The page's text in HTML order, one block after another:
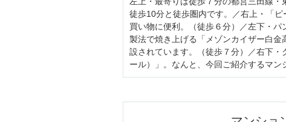
徒歩10分と徒歩圏内です。／右上・「
買い物に便利。（徒歩６分）／左下・
製法で焼き上げる「メゾンカイザー白
設されています。（徒歩７分）／右下・
ール）」。なんと、今回ご紹介するマン